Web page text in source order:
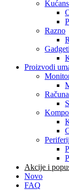
Razno
Proizvodi
Akcije i
Novo
FAQ